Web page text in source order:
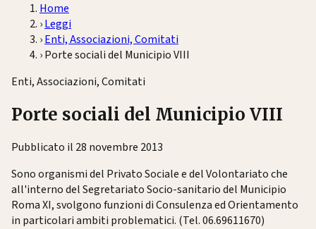
Home
›Leggi
›Enti, Associazioni, Comitati
›Porte sociali del Municipio VIII
Enti, Associazioni, Comitati
Porte sociali del Municipio VIII
Pubblicato il 28 novembre 2013
Sono organismi del Privato Sociale e del Volontariato che
all'interno del Segretariato Socio-sanitario del Municipio
Roma XI, svolgono funzioni di Consulenza ed Orientamento
in particolari ambiti problematici. (Tel. 06.69611670)